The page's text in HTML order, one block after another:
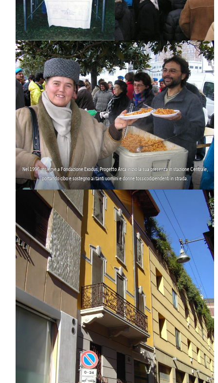
Nel 1996, insieme a Fondazione Exodus, Progetto Arca iniziò la suapresenza in stazione Centrale,
portando cibo e sostegno ai tanti uomini e donne tossicodipendenti in strada.